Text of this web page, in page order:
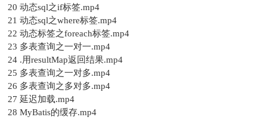
20 动态sql之if标签.mp4
21 动态sql之where标签.mp4
22 动态标签之foreach标签.mp4
23 多表查询之一对一.mp4
24 .用resultMap返回结果.mp4
25 多表查询之一对多.mp4
26 多表查询之多对多.mp4
27 延迟加载.mp4
28 MyBatis的缓存.mp4